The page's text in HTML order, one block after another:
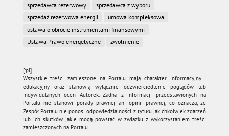
sprzedawca rezerwowy
sprzedawca z wyboru
sprzedaż rezerwowa energii
umowa kompleksowa
ustawa o obrocie instrumentami finansowymi
Ustawa Prawo energetyczne
zwolnienie
[:pl]
Wszystkie treści zamieszone na Portalu mają charakter informacyjny i
edukacyjny oraz stanowią wyłącznie odzwierciedlenie poglądów lub
indywidulanych ocen Autorek. Żadna z informacji przedstawionych na
Portalu nie stanowi porady prawnej ani opinii prawnej, co oznacza, że
Zespół Portalu nie ponosi odpowiedzialności z tytułu jakichkolwiek zdarzeń
lub ich skutków, jakie mogą powstać w związku z wykorzystaniem treści
zamieszczonych na Portalu.